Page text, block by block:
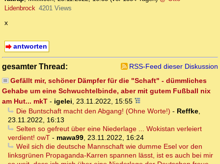
Lidenbrock 4201 Views
x
antworten
gesamter Thread:
RSS-Feed dieser Diskussion
Gefällt mir, schöner Dämpfer für die "Schaft" - dümmliches
Gehabe um eine Schwuchtelbinde, aber mit gutem Fußball nix
am Hut... mkT - igelei, 23.11.2022, 15:55
Die Buntschaft macht den Abgang! (Ohne Worte!) - Reffke,
23.11.2022, 16:13
Selten so gefreut über eine Niederlage ... Wokistan verleiert
verdient! owT - mawa99, 23.11.2022, 16:24
Weil sich die deutsche Mannschaft wie dumme Esel vor den
linksgrünen Propaganda-Karren spannen lässt, ist es auch bei mir